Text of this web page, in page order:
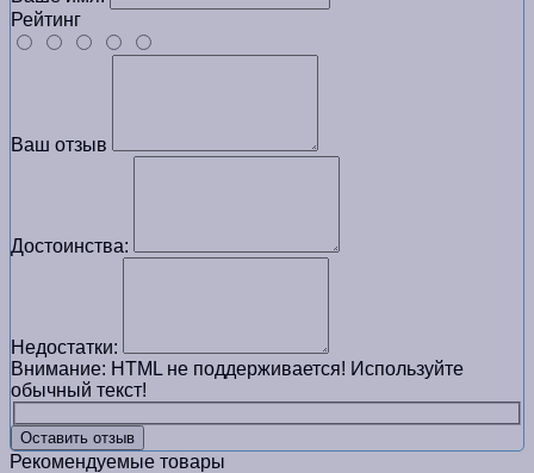
Рейтинг
Ваш отзыв
Достоинства:
Недостатки:
Внимание: HTML не поддерживается! Используйте
обычный текст!
Оставить отзыв
Рекомендуемые товары